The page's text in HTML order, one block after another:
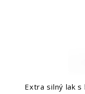
Extra silný lak